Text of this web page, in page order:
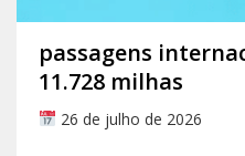
passagens
11.728 milhas
26 de julho de 2026